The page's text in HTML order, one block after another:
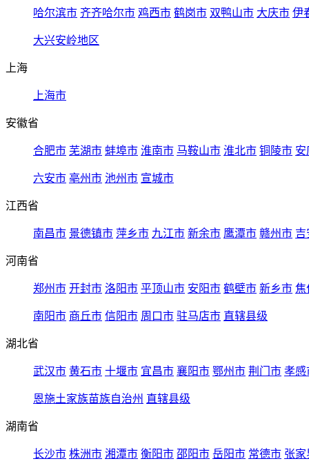
哈尔滨市 齐齐哈尔市 鸡西市 鹤岗市 双鸭山市 大庆市 伊
大兴安岭地区
上海
上海市
安徽省
合肥市 芜湖市 蚌埠市 淮南市 马鞍山市 淮北市 铜陵市 安
六安市 亳州市 池州市 宣城市
江西省
南昌市 景德镇市 萍乡市 九江市 新余市 鹰潭市 赣州市 吉
河南省
郑州市 开封市 洛阳市 平顶山市 安阳市 鹤壁市 新乡市 焦
南阳市 商丘市 信阳市 周口市 驻马店市 直辖县级
湖北省
武汉市 黄石市 十堰市 宜昌市 襄阳市 鄂州市 荆门市 孝感
恩施土家族苗族自治州 直辖县级
湖南省
长沙市 株洲市 湘潭市 衡阳市 邵阳市 岳阳市 常德市 张家